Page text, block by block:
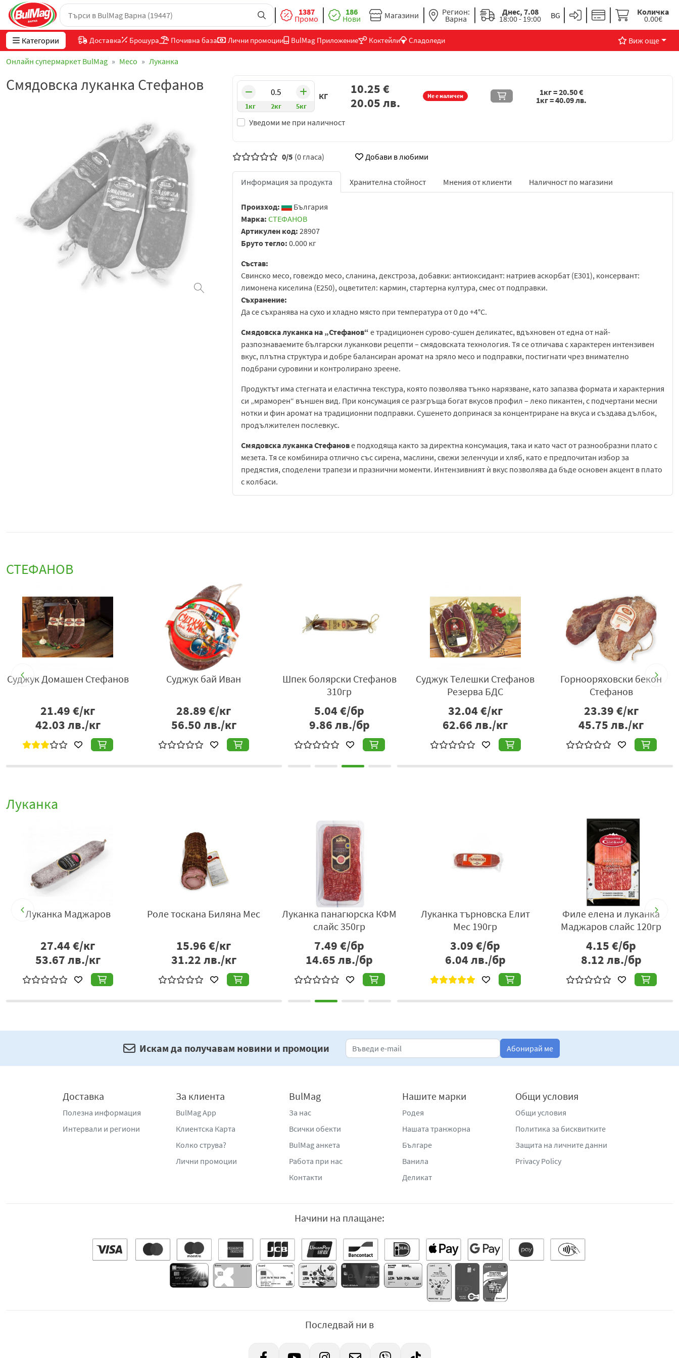
1387
Промо
186
Нови Магазини Регион:
Варна
Днес, 7.08
18:00 - 19:00
Количка
0.00€
Категории Доставка Брошура Почивна база Лични промоции BulMag Приложение Коктейли Сладоледи Виж още
Онлайн супермаркет BulMag Месo Луканка
Смядовска луканка Стефанов
1кг 2кг 5кг
КГ Не е наличен
Уведоми ме при наличност
10.25€
20.05лв.
1кг =20.50€
1кг =40.09лв.
0/5 (0 гласа) Добави в любими
Информация за продукта Хранителна стойност Мнения от клиенти Наличност по магазини
Произход:
България
Марка: СТЕФАНОВ
Артикулен код: 28907
Бруто тегло: 0.000 кг
Състав:
Свинско месо, говеждо месо, сланина, декстроза, добавки: антиоксидант: натриев аскорбат (Е301), консервант:
лимонена киселина (Е250), оцветител: кармин, стартерна култура, смес от подправки.
Съхранение:
Да се съхранява на сухо и хладно място при температура от 0 до +4°C.
Смядовска луканка на „Стефанов“ е традиционен сурово-сушен деликатес, вдъхновен от една от най-
разпознаваемите български луканкови рецепти – смядовската технология. Тя се отличава с характерен интензивен
вкус, плътна структура и добре балансиран аромат на зряло месо и подправки, постигнати чрез внимателно
подбрани суровини и контролирано зреене.
Продуктът има стегната и еластична текстура, която позволява тънко нарязване, като запазва формата и характерния
си „мраморен“ външен вид. При консумация се разгръща богат вкусов профил – леко пикантен, с подчертани месни
нотки и фин аромат на традиционни подправки. Сушенето допринася за концентриране на вкуса и създава дълбок,
продължителен послевкус.
Смядовска луканка Стефанове подходяща както за директна консумация, така и като част от разнообразни плато с
мезета. Тя се комбинира отлично със сирена, маслини, свежи зеленчуци и хляб, като е предпочитан избор за
предястия, споделени трапези и празнични моменти. Интензивният ѝ вкус позволява да бъде основен акцент в плато
с колбаси.
предлага завършено и автентично вкусово изживяване, което се вписва отлично в традиционната българска кухня.
: „Стефанов-Иван Стефанов-04“ ЕООД, с. Церова Кория, обл. В. Търново, общ. В. Търново,Местността
, телефони: +359 878153067 ,+359 878153072, +359 884422122, +359 878678478, +359 878886903, e-mail:
СТЕФАНОВ
Суджук Домашен Стефанов
21.49€/кг
42.03лв./кг
Суджук бай Иван
28.89€/кг
56.50лв./кг
Шпек болярски Стефанов
310гр
5.04€/бр
9.86лв./бр
Суджук Телешки Стефанов
Резерва БДС
32.04€/кг
62.66лв./кг
Горнооряховски бекон
Стефанов
23.39€/кг
45.75лв./кг
Луканка
Добруджанска луканка
5.88€/бр
11.50лв./бр
Луканка Родея 190 гр
2.16€/бр
4.22лв./бр
Добруджанска луканка
Орехите, гастро
24.62€/кг
48.15лв./кг
Луканка смес Наша
транжорна 170гр
3.36€/бр
6.57лв./бр
Луканка Кен класика 200гр
3.65€/бр
7.14лв./бр
Искам да получавам новини и промоции Абонирай ме
Доставка
Полезна информация
Интервали и региони
За клиента
BulMag App
Клиентска Карта
Колко струва?
Лични промоции
BulMag
За нас
Всички обекти
BulMag анкета
Работа при нас
Контакти
Нашите марки
Родея
Нашата транжорна
Българе
Ванила
Деликат
Общи условия
Общи условия
Политика за бисквитките
Защита на личните данни
Privacy Policy
Начини на плащане:
Последвай ни в